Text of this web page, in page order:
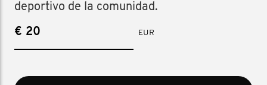
deportivo de la comunidad.
€ EUR